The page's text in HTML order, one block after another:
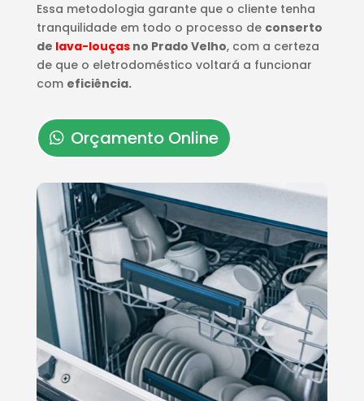
Essa metodologia garante que o cliente tenha
tranquilidade em todo o processo de conserto
de lava-louçasno Prado Velho, com a certeza
de que o eletrodoméstico voltará a funcionar
com eficiência.
Orçamento Online